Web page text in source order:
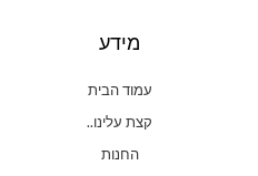
מידע
עמוד הבית
קצת עלינו..
החנות